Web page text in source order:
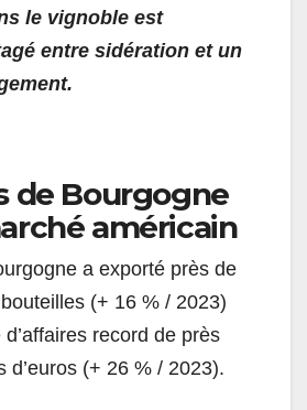
le vignoble est
entre sidération et un
de Bourgogne
américain
a exporté près de
(+ 16 % / 2023)
record de près
d’euros (+ 26 % / 2023).